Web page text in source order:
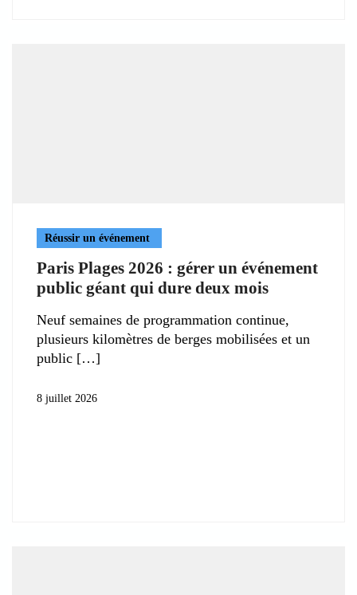
Réussir un événement
Paris Plages 2026 : gérer un événement
public géant qui dure deux mois
Neuf semaines de programmation continue,
plusieurs kilomètres de berges mobilisées et un
public
8 juillet 2026